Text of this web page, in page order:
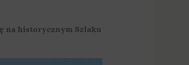
na historycznym Szlaku